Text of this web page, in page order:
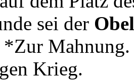
sei der
*Zur
Krieg.